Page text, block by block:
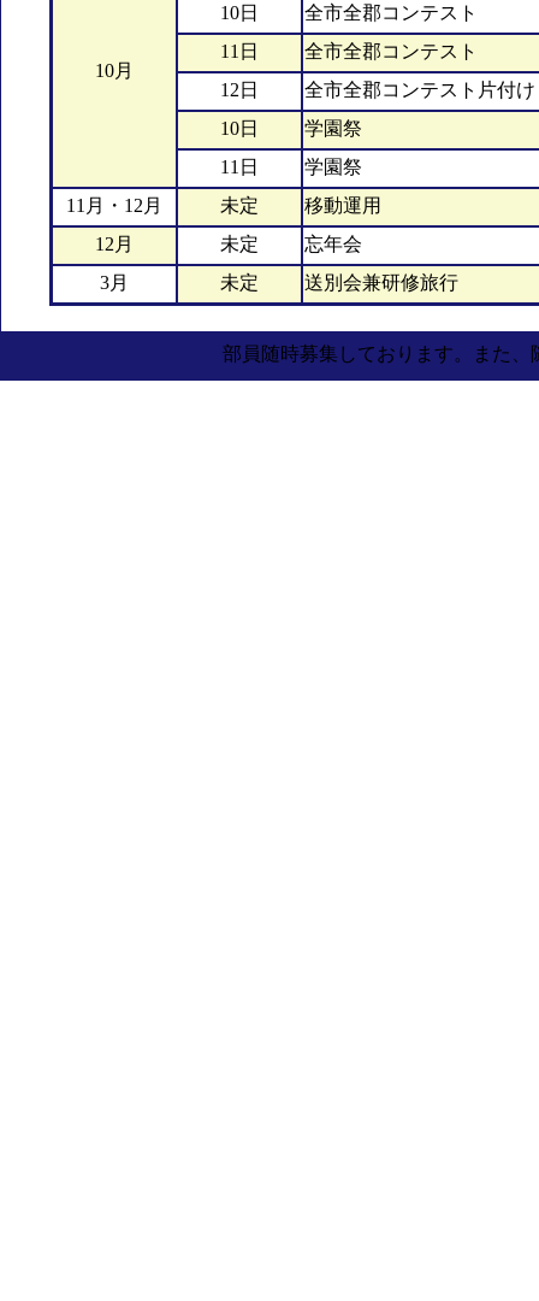
10月
10日
全市全郡コンテスト
11日
全市全郡コンテスト
12日
全市全郡コンテスト片付け
10日
学園祭
11日
学園祭
11月・12月
未定
移動運用
12月
未定
忘年会
3月
未定 送別会兼研修旅行
部員随時募集しております。また、